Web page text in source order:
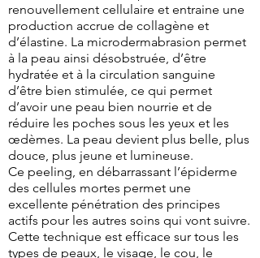
renouvellement cellulaire et entraine une
production accrue de collagène et
d’élastine. La microdermabrasion permet
à la peau ainsi désobstruée, d’être
hydratée et à la circulation sanguine
d’être bien stimulée, ce qui permet
d’avoir une peau bien nourrie et de
réduire les poches sous les yeux et les
œdèmes. La peau devient plus belle, plus
douce, plus jeune et lumineuse.
Ce peeling, en débarrassant l’épiderme
des cellules mortes permet une
excellente pénétration des principes
actifs pour les autres soins qui vont suivre.
Cette technique est efficace sur tous les
types de peaux, le visage, le cou, le